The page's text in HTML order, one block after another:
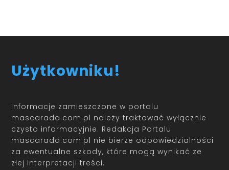
Użytkowniku!
Informacje zamieszczone w portalu
mascarada.com.pl należy traktować wyłącznie
czysto informacyjnie. Redakcja Portalu
mascarada.com.pl nie bierze odpowiedzialności
za ewentualne szkody, które mogą wynikać ze
złej interpretacji treści.